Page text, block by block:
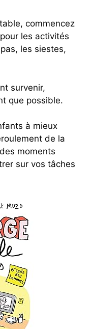
commencez
les activités
les siestes,
survenir,
que possible.
à mieux
de la
moments
sur vos tâches